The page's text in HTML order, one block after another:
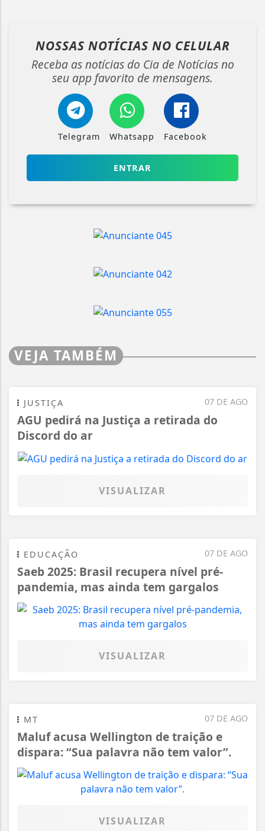
NOSSAS NOTÍCIAS NO CELULAR
Receba as notícias do Cia de Notícias no
seu app favorito de mensagens.
Telegram Whatsapp Facebook
ENTRAR
VEJA TAMBÉM
07 DE AGO
JUSTIÇA
AGU pedirá na Justiça a retirada do
Discord do ar
VISUALIZAR
07 DE AGO
EDUCAÇÃO
Saeb 2025: Brasil recupera nível pré-
pandemia, mas ainda tem gargalos
VISUALIZAR
07 DE AGO
MT
Maluf acusa Wellington de traição e
dispara: “Sua palavra não tem valor”.
VISUALIZAR